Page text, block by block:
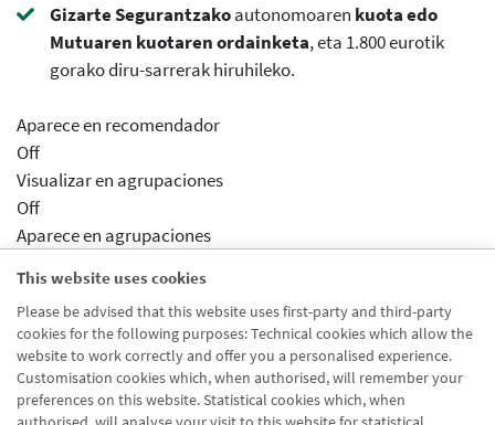
This website uses cookies
Please be advised that this website uses first-party and third-party
cookies for the following purposes: Technical cookies which allow the
website to work correctly and offer you a personalised experience.
Customisation cookies which, when authorised, will remember your
preferences on this website. Statistical cookies which, when
Gizarte Segurantzakoautonomoaren kuota edo
Mutuaren kuotaren ordainketa, eta 1.800 eurotik
gorako diru-sarrerak hiruhileko.
Aparece en recomendador
Off
Visualizar en agrupaciones
Off
Aparece en agrupaciones
Aparece en distribuidor
Desactivado
Activar previsualizcion
Desactivado